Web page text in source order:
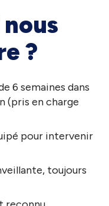
?
6 semaines dans
(pris en charge
pour intervenir
toujours